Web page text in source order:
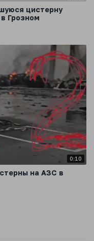
цистерну
Грозном
0:10
на АЗС в